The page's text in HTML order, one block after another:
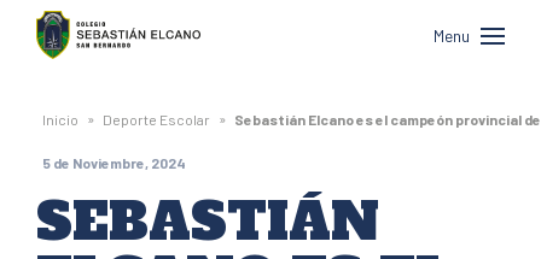
Colegio
Sebastián
Elcano
de
San
Bernardo
Menu
Inicio » Deporte Escolar » Sebastián Elcano es el campeón provincial
5 de Noviembre, 2024
SEBASTIÁN